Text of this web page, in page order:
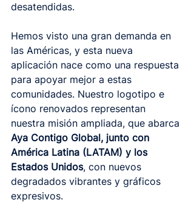
desatendidas.
Hemos visto una gran demanda en
las Américas, y esta nueva
aplicación nace como una respuesta
para apoyar mejor a estas
comunidades. Nuestro logotipo e
ícono renovados representan
nuestra misión ampliada, que abarca
Aya Contigo Global, junto con
América Latina (LATAM) y los
Estados Unidos, con nuevos
degradados vibrantes y gráficos
expresivos.